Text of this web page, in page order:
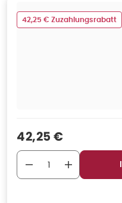
42,25 € Zuzahlungsrabatt
Verkaufspreis
42,25 €